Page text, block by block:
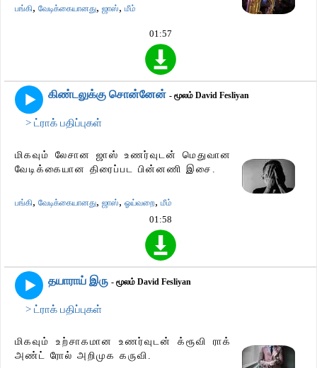
பங்கி, வேடிக்கையானது, ஜாஸ், மீம்
01:57
கிண்டலுக்கு சொன்னேன் - மூலம் David Fesliyan
> ட்ராக் பதிப்புகள்
மிகவும் லேசான ஜாஸ் உணர்வுடன் மெதுவான
வேடிக்கையான திரைப்பட பின்னணி இசை.
பங்கி, வேடிக்கையானது, ஜாஸ், ஓய்வறை, மீம்
01:58
தயாராய் இரு - மூலம் David Fesliyan
> ட்ராக் பதிப்புகள்
மிகவும் உற்சாகமான உணர்வுடன் க்ரூவி ராக்
அண்ட் ரோல் அறிமுக கருவி.